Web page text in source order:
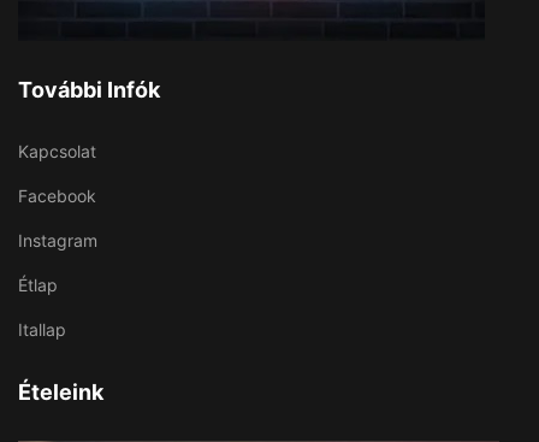
További Infók
Kapcsolat
Facebook
Instagram
Étlap
Itallap
Ételeink